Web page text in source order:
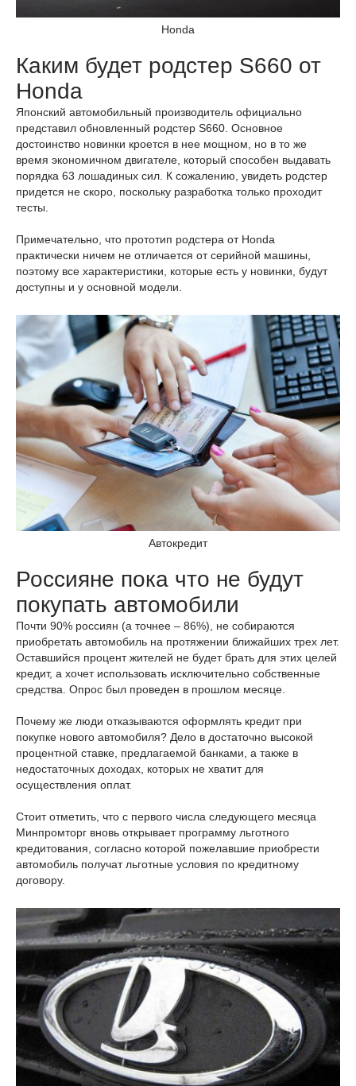
Honda
Каким будет родстер S660 от
Honda
Японский автомобильный производитель официально
представил обновленный родстер S660. Основное
достоинство новинки кроется в нее мощном, но в то же
время экономичном двигателе, который способен выдавать
порядка 63 лошадиных сил. К сожалению, увидеть родстер
придется не скоро, поскольку разработка только проходит
тесты.
Примечательно, что прототип родстера от Honda
практически ничем не отличается от серийной машины,
поэтому все характеристики, которые есть у новинки, будут
доступны и у основной модели.
Автокредит
Россияне пока что не будут
покупать автомобили
Почти 90% россиян (а точнее – 86%), не собираются
приобретать автомобиль на протяжении ближайших трех лет.
Оставшийся процент жителей не будет брать для этих целей
кредит, а хочет использовать исключительно собственные
средства. Опрос был проведен в прошлом месяце.
Почему же люди отказываются оформлять кредит при
покупке нового автомобиля? Дело в достаточно высокой
процентной ставке, предлагаемой банками, а также в
недостаточных доходах, которых не хватит для
осуществления оплат.
Стоит отметить, что с первого числа следующего месяца
Минпромторг вновь открывает программу льготного
кредитования, согласно которой пожелавшие приобрести
автомобиль получат льготные условия по кредитному
договору.